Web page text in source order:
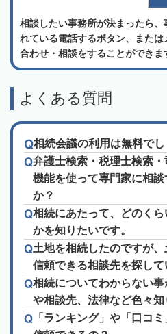
相談したい事務所が決まったら
れている電話するボタン、また
合わせ・相談をすることができま
よくある質問
相続会議の利用は無料でし
弁護士検索・税理士検索
機能を使って専門家に相
か？
相続にあたって、どのく
かを知りたいです。
土地を相続したのですが
信頼できる相談先を探して
相続についてわからない
や相談先、法律など色々知
「ランキング」や「口コ